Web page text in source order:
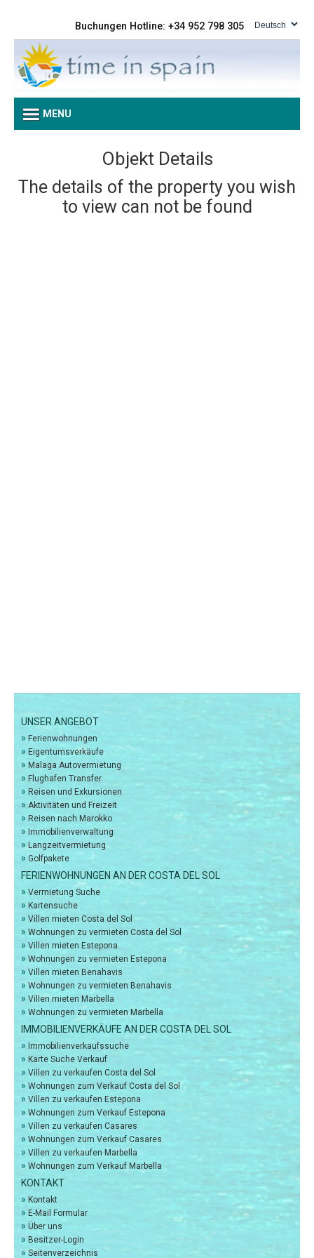
Buchungen Hotline: +34 952 798 305
MENU
Objekt Details
The details of the property you wish
to view can not be found
UNSER ANGEBOT
» Ferienwohnungen
» Eigentumsverkäufe
» Malaga Autovermietung
» Flughafen Transfer
» Reisen und Exkursionen
» Aktivitäten und Freizeit
» Reisen nach Marokko
» Immobilienverwaltung
» Langzeitvermietung
» Golfpakete
FERIENWOHNUNGEN AN DER COSTA DEL SOL
» Vermietung Suche
» Kartensuche
» Villen mieten Costa del Sol
» Wohnungen zu vermieten Costa del Sol
» Villen mieten Estepona
» Wohnungen zu vermieten Estepona
» Villen mieten Benahavis
» Wohnungen zu vermieten Benahavis
» Villen mieten Marbella
» Wohnungen zu vermieten Marbella
IMMOBILIENVERKÄUFE AN DER COSTA DEL SOL
» Immobilienverkaufssuche
» Karte Suche Verkauf
» Villen zu verkaufen Costa del Sol
» Wohnungen zum Verkauf Costa del Sol
» Villen zu verkaufen Estepona
» Wohnungen zum Verkauf Estepona
» Villen zu verkaufen Casares
» Wohnungen zum Verkauf Casares
» Villen zu verkaufen Marbella
» Wohnungen zum Verkauf Marbella
KONTAKT
» Kontakt
» E-Mail Formular
» Über uns
» Besitzer-Login
» Seitenverzeichnis